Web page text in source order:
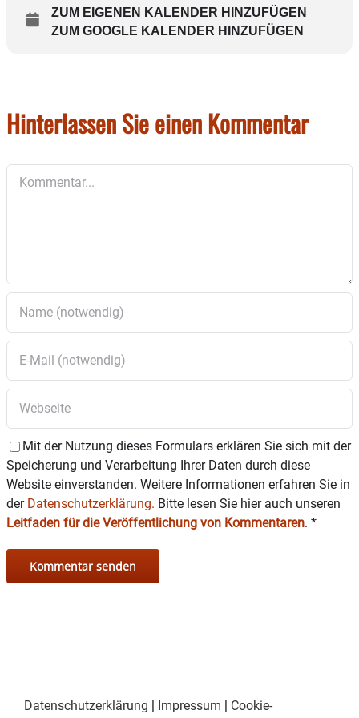
1.Vorsitzenden einzureichen.
3G-Regelung: Geimpft, genesen, getestet! Vor Ort kann keine
ZUM EIGENEN KALENDER HINZUFÜGEN
ZUM GOOGLE KALENDER HINZUFÜGEN
Hinterlassen Sie einen Kommentar
Mit der Nutzung dieses Formulars erklären Sie sich mit der
Speicherung und Verarbeitung Ihrer Daten durch diese
Website einverstanden. Weitere Informationen erfahren Sie in
der Datenschutzerklärung. Bitte lesen Sie hier auch unseren
Leitfaden für die Veröffentlichung von Kommentaren. *
Datenschutzerklärung | Impressum | Cookie-